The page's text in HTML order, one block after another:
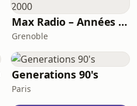
Max Radio – Années 2000
Grenoble
Generations 90's
Paris